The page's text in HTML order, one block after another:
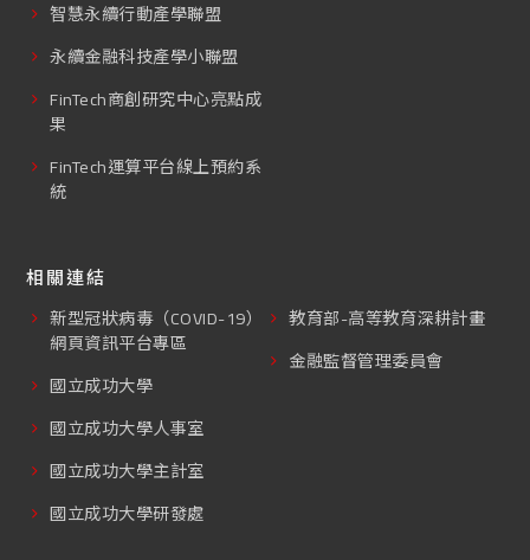
智慧永續行動產學聯盟
永續金融科技產學小聯盟
FinTech商創研究中心亮點成
果
FinTech運算平台線上預約系
統
相關連結
新型冠狀病毒（COVID-19）
網頁資訊平台專區
國立成功大學
國立成功大學人事室
國立成功大學主計室
國立成功大學研發處
教育部-高等教育深耕計畫
金融監督管理委員會